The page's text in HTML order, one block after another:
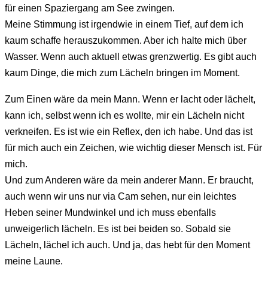
für einen Spaziergang am See zwingen.
Meine Stimmung ist irgendwie in einem Tief, auf dem ich
kaum schaffe herauszukommen. Aber ich halte mich über
Wasser. Wenn auch aktuell etwas grenzwertig. Es gibt auch
kaum Dinge, die mich zum Lächeln bringen im Moment.
Zum Einen wäre da mein Mann. Wenn er lacht oder lächelt,
kann ich, selbst wenn ich es wollte, mir ein Lächeln nicht
verkneifen. Es ist wie ein Reflex, den ich habe. Und das ist
für mich auch ein Zeichen, wie wichtig dieser Mensch ist. Für
mich.
Und zum Anderen wäre da mein anderer Mann. Er braucht,
auch wenn wir uns nur via Cam sehen, nur ein leichtes
Heben seiner Mundwinkel und ich muss ebenfalls
unweigerlich lächeln. Es ist bei beiden so. Sobald sie
Lächeln, lächel ich auch. Und ja, das hebt für den Moment
meine Laune.